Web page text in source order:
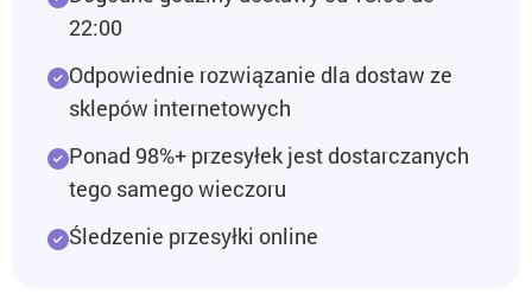
22:00
Odpowiednie rozwiązanie dla dostaw ze
sklepów internetowych
Ponad 98%+ przesyłek jest dostarczanych
tego samego wieczoru
Śledzenie przesyłki online